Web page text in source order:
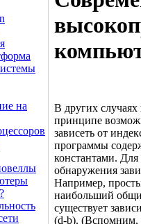
на
В других случаях
принципе
зависеть от
программы
константами.
обнаружения
Например,
наибольший
существует
(d-b). (Вспомним,